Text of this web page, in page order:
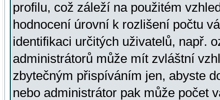
profilu, což záleží na použitém
hodnocení úrovní k rozlišení počtu
identifikaci určitých uživatelů, např.
administrátorů může mít zvláštní
zbytečným přispíváním jen, abyste
nebo administrátor pak může počet